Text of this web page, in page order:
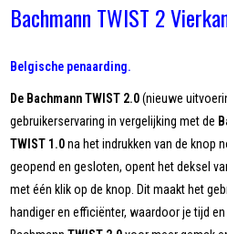
Bachmann TWIST 2
Belgische penaarding.
De Bachmann TWIST 2.0(nieuwe
gebruikerservaring in vergelijking met de
TWIST 1.0na het indrukken van de knop
geopend en gesloten, opent het deksel
met één klik op de knop. Dit maakt het
handiger en efficiënter, waardoor je tijd